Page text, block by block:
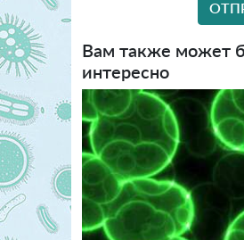
Вам также может
интересно